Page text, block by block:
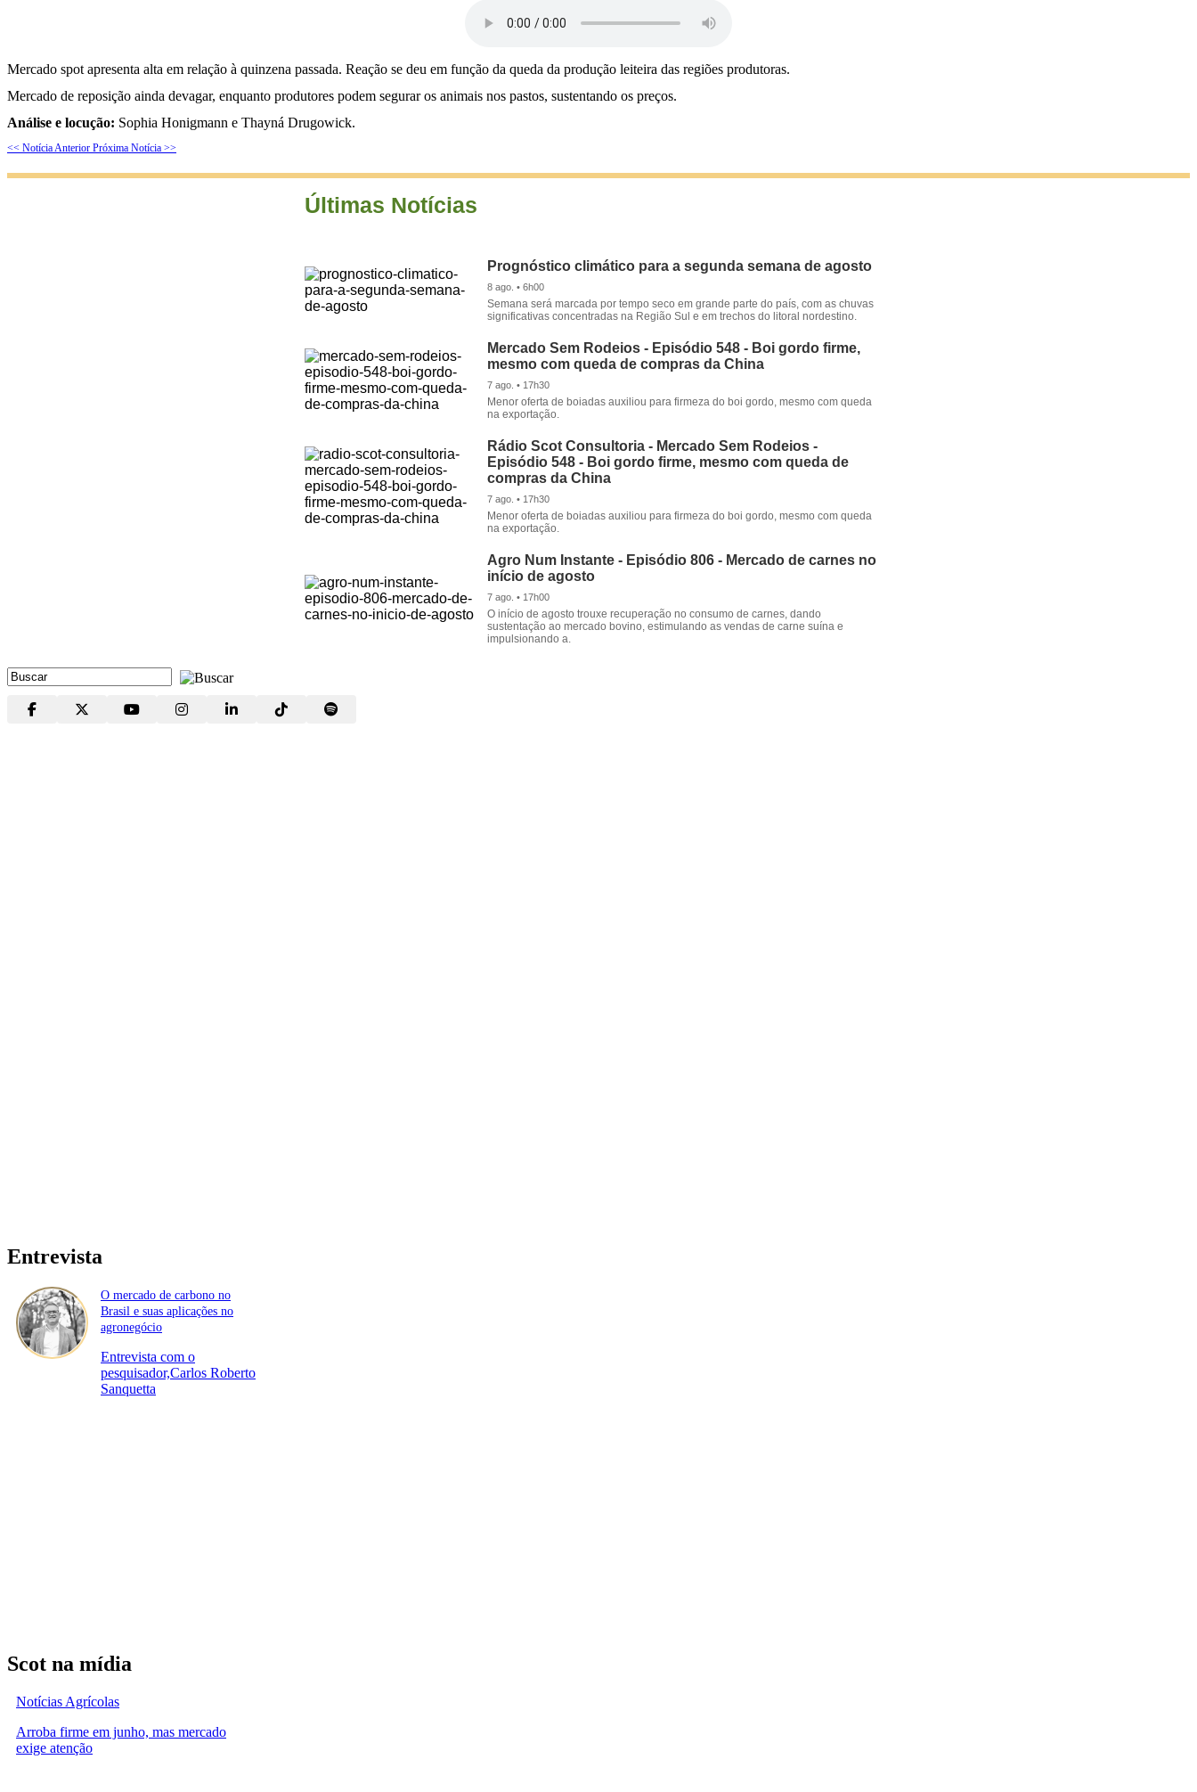
Mercado spot apresenta alta em relação à quinzena passada. Reação se deu em função da queda da produção leiteira das regiões produtoras.
Mercado de reposição ainda devagar, enquanto produtores podem segurar os animais nos pastos, sustentando os preços.
Análise e locução: Sophia Honigmann e Thayná Drugowick.
<< Notícia Anterior Próxima Notícia >>
Últimas Notícias
Prognóstico climático para a segunda semana de agosto
8 ago. • 6h00
Semana será marcada por tempo seco em grande parte do país, com as chuvas
significativas concentradas na Região Sul e em trechos do litoral nordestino.
Mercado Sem Rodeios - Episódio 548 - Boi gordo firme,
mesmo com queda de compras da China
7 ago. • 17h30
Menor oferta de boiadas auxiliou para firmeza do boi gordo, mesmo com queda
na exportação.
Rádio Scot Consultoria - Mercado Sem Rodeios -
Episódio 548 - Boi gordo firme, mesmo com queda de
compras da China
7 ago. • 17h30
Menor oferta de boiadas auxiliou para firmeza do boi gordo, mesmo com queda
na exportação.
Agro Num Instante - Episódio 806 - Mercado de carnes no
início de agosto
7 ago. • 17h00
O início de agosto trouxe recuperação no consumo de carnes, dando
sustentação ao mercado bovino, estimulando as vendas de carne suína e
impulsionando a.
Entrevista
O mercado de carbono no
Brasil e suas aplicações no
agronegócio
Entrevista com o
pesquisador,Carlos Roberto
Sanquetta
Scot na mídia
Notícias Agrícolas
Arroba firme em junho, mas mercado
exige atenção